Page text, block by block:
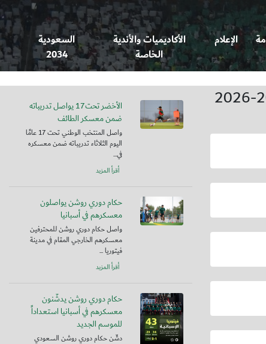
الإعلام
الأكاديميات والأندية
الخاصة
السعودية
2034
الأخضر تحت17 يواصل تدريباته
ضمن معسكر الطائف
واصل المنتخب الوطني تحت 17 عامًا
اليوم الثلاثاء تدريباته ضمن معسكره
في...
أقرأ المزيد
حكام دوري روشن يواصلون
معسكرهم في أسبانيا
واصل حكام دوري روشن للمحترفين
معسكرهم الخارجي المقام في مدينة
فيتوريا ...
أقرأ المزيد
حكام دوري روشن يدشّنون
معسكرهم في أسبانيا استعداداً
للموسم الجديد
دشّن حكام دوري روشن السعودي